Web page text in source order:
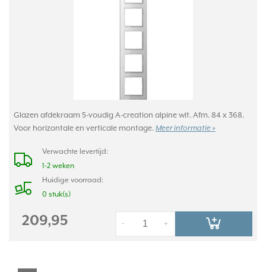
Glazen afdekraam 5-voudig A-creation alpine wit. Afm. 84 x 368.
Voor horizontale en verticale montage. Meer informatie »
Verwachte levertijd:
1-2 weken
Huidige voorraad:
0 stuk(s)
209,95 +
-